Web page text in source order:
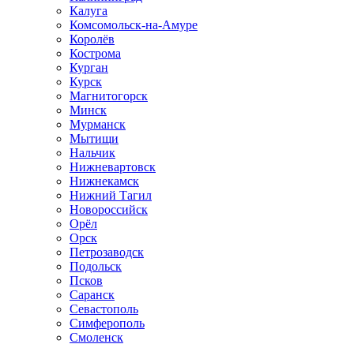
Калуга
Комсомольск-на-Амуре
Королёв
Кострома
Курган
Курск
Магнитогорск
Минск
Мурманск
Мытищи
Нальчик
Нижневартовск
Нижнекамск
Нижний Тагил
Новороссийск
Орёл
Орск
Петрозаводск
Подольск
Псков
Саранск
Севастополь
Симферополь
Смоленск